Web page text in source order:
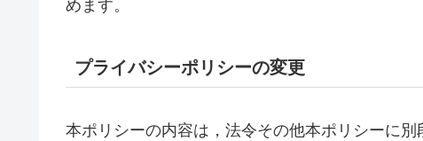
めます。
プライバシーポリシーの変更
本ポリシーの内容は，法令その他本ポリシーに